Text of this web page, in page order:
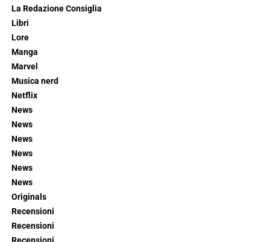
La Redazione Consiglia
Libri
Lore
Manga
Marvel
Musica nerd
Netflix
News
News
News
News
News
News
Originals
Recensioni
Recensioni